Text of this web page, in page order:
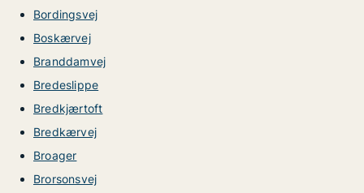
Bordingsvej
Boskærvej
Branddamvej
Bredeslippe
Bredkjærtoft
Bredkærvej
Broager
Brorsonsvej